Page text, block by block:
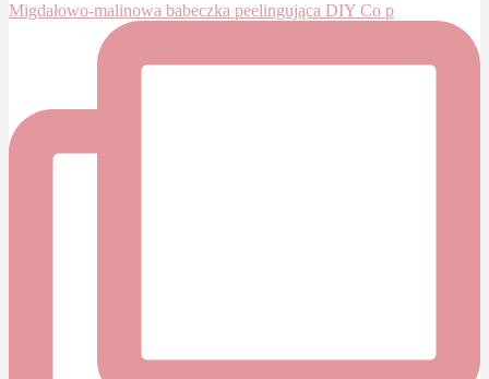
Migdałowo-malinowa babeczka peelingująca DIY Co p